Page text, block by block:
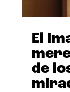
El
de